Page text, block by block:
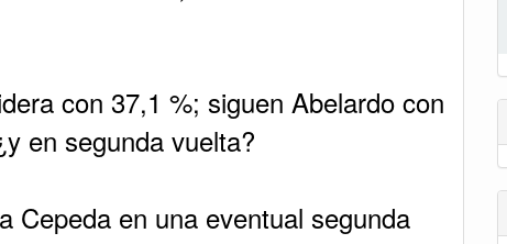
con 37,1 %; siguen Abelardo con
en segunda vuelta?
Cepeda en una eventual segunda